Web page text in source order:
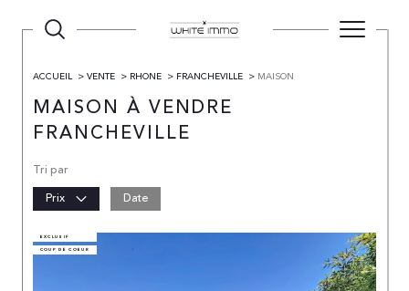
ACCUEIL VENTE RHONE FRANCHEVILLE MAISON
MAISON À VENDRE
FRANCHEVILLE
Tri par
Prix
Date
EXCLUSIF
COUP DE COEUR